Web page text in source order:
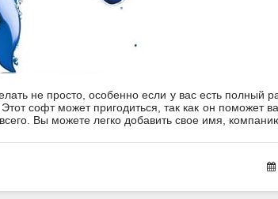
не просто, особенно если у вас есть полный
софт может пригодиться, так как он поможет
Вы можете легко добавить свое имя,